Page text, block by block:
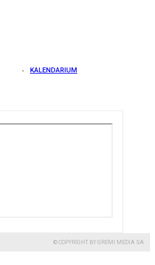
KALENDARIUM
© COPYRIGHT BY GREMI MEDIA SA